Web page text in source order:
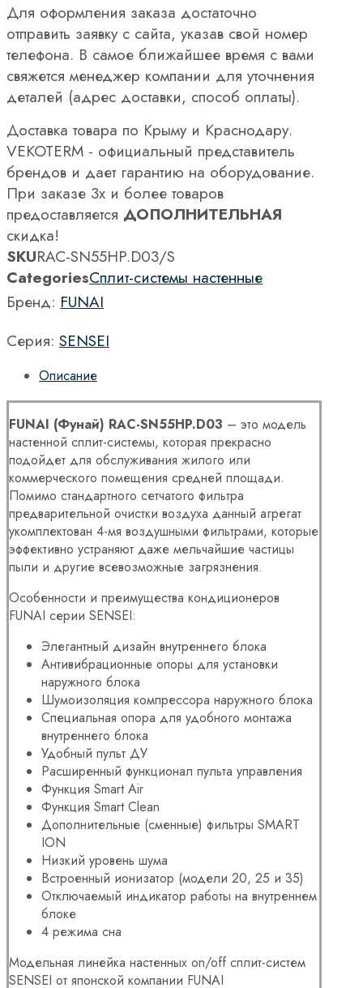
Для оформления заказа достаточно
отправить заявку с сайта, указав свой номер
телефона. В самое ближайшее время с вами
свяжется менеджер компании для уточнения
деталей (адрес доставки, способ оплаты).
Доставка товара по Крыму и Краснодару.
VEKOTERM - официальный представитель
брендов и дает гарантию на оборудование.
При заказе 3х и более товаров
предоставляется ДОПОЛНИТЕЛЬНАЯ
скидка!
SKURAC-SN55HP.D03/S
CategoriesСплит-системы настенные
Бренд: FUNAI
Серия: SENSEI
Описание
FUNAI (Фунай) RAC-SN55HP.D03 – это модель
настенной сплит-системы, которая прекрасно
подойдет для обслуживания жилого или
коммерческого помещения средней площади.
Помимо стандартного сетчатого фильтра
предварительной очистки воздуха данный агрегат
укомплектован 4-мя воздушными фильтрами, которые
эффективно устраняют даже мельчайшие частицы
пыли и другие всевозможные загрязнения.
Особенности и преимущества кондиционеров
FUNAI серии SENSEI:
Элегантный дизайн внутреннего блока
Антивибрационные опоры для установки
наружного блока
Шумоизоляция компрессора наружного блока
Специальная опора для удобного монтажа
внутреннего блока
Удобный пульт ДУ
Расширенный функционал пульта управления
Функция Smart Air
Функция Smart Clean
Дополнительные (сменные) фильтры SMART
ION
Низкий уровень шума
Встроенный ионизатор (модели 20, 25 и 35)
Отключаемый индикатор работы на внутреннем
блоке
4 режима сна
Модельная линейка настенных on/off сплит-систем
SENSEI от японской компании FUNAI